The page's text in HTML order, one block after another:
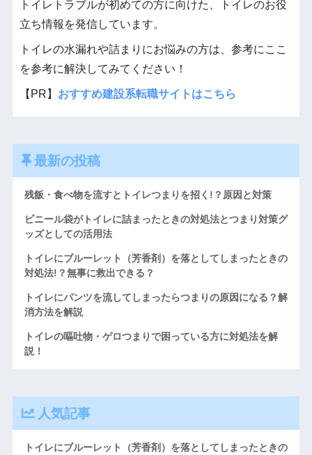
トイレトラブルが初めての方に向けた、トイレのお役
立ち情報を発信しています。
トイレの水漏れや詰まりにお悩みの方は、参考にここ
を参考に解決してみてください！
【PR】 おすすめ建設系転職サイトはこちら
最新の投稿
残飯・食べ物を流すとトイレつまりを招く!？原因と対策
ビニール袋がトイレに詰まったときの対処法とつまり対策グ
ッズとしての活用法
トイレにブルーレット（芳香剤）を落としてしまったときの
対処法!？無事に救出できる？
トイレにパンツを流してしまったらつまりの原因になる？解
消方法を解説
トイレの嘔吐物・ゲロつまりで困っている方に対処法を解
説！
人気記事
トイレにブルーレット（芳香剤）を落としてしまったときの